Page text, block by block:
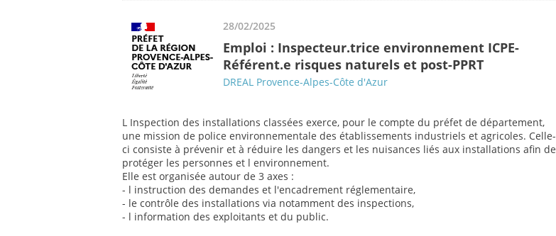
28/02/2025
Emploi : Inspecteur.trice environnement ICPE-
Référent.e risques naturels et post-PPRT
DREAL Provence-Alpes-Côte d'Azur
L Inspection des installations classées exerce, pour le compte du préfet de département,
une mission de police environnementale des établissements industriels et agricoles. Celle-
ci consiste à prévenir et à réduire les dangers et les nuisances liés aux installations afin de
protéger les personnes et l environnement.
Elle est organisée autour de 3 axes :
- l instruction des demandes et l'encadrement réglementaire,
- le contrôle des installations via notamment des inspections,
- l information des exploitants et du public.